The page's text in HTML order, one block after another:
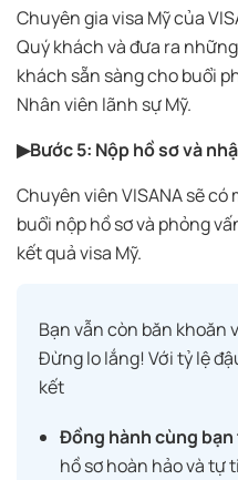
Chuyên gia visa Mỹ của
Quý khách và đưa ra
khách sẵn sàng cho buổi
Nhân viên lãnh sự Mỹ.
▶Bước 5: Nộp hồ sơ và
Chuyên viên VISANA sẽ
buổi nộp hồ sơ và phỏng
kết quả visa Mỹ.
Bạn vẫn còn băn khoăn
Đừng lo lắng! Với tỷ lệ
kết
Đồng hành cùng
hồ sơ hoàn hảo và tự